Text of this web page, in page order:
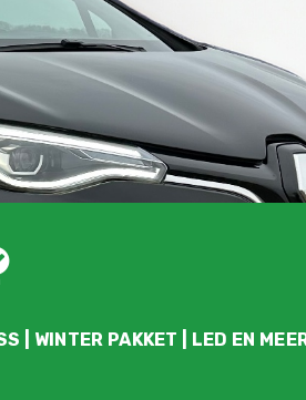
| WINTER PAKKET | LED EN